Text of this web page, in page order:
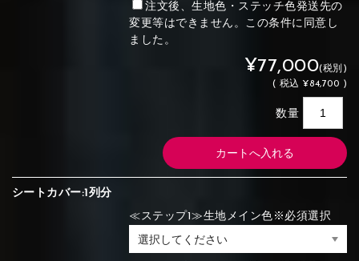
注文後、生地色・ステッチ色発送先の
変更等はできません。この条件に同意し
ました。
¥77,000(税別)
( 税込 ¥84,700 )
数量
シートカバー:1列分
≪ステップ1≫生地メイン色※必須選択